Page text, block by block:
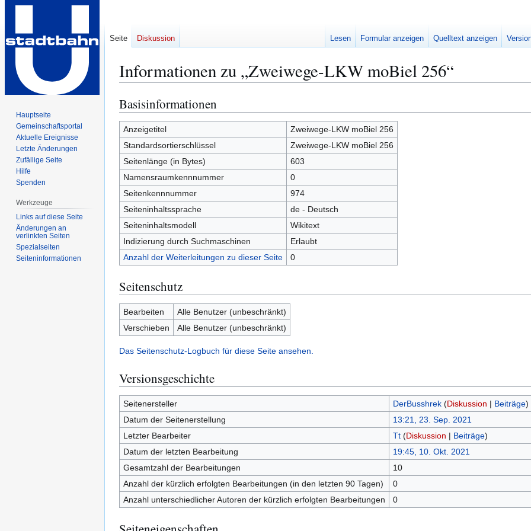
Informationen zu „Zweiwege-LKW moBiel 256“
Zur
Navigation
springen
Zur
Suche
springen
Basisinformationen
Anzeigetitel
Zweiwege-LKW moBiel 256
Standardsortierschlüssel
Zweiwege-LKW moBiel 256
Seitenlänge (in Bytes)
603
Namensraumkennnummer
0
Seitenkennnummer
974
Seiteninhaltssprache
de - Deutsch
Seiteninhaltsmodell
Wikitext
Indizierung durch Suchmaschinen
Erlaubt
Anzahl der Weiterleitungen zu dieser Seite
0
Seitenschutz
Bearbeiten
Alle Benutzer (unbeschränkt)
Verschieben
Alle Benutzer (unbeschränkt)
Das Seitenschutz-Logbuch für diese Seite ansehen.
Versionsgeschichte
Seitenersteller DerBusshrek (Diskussion | Beiträge)
Datum der Seitenerstellung
13:21, 23. Sep. 2021
Letzter Bearbeiter
Tt (Diskussion | Beiträge)
Datum der letzten Bearbeitung
19:45, 10. Okt. 2021
Gesamtzahl der Bearbeitungen
10
Anzahl der kürzlich erfolgten Bearbeitungen (in den letzten 90 Tagen)
0
Anzahl unterschiedlicher Autoren der kürzlich erfolgten Bearbeitungen
0
Seite Diskussion Lesen Formular anzeigen Quelltext anzeigen
Hauptseite
Gemeinschafts­portal
Aktuelle Ereignisse
Letzte Änderungen
Zufällige Seite
Hilfe
Spenden
Werkzeuge
Links auf diese Seite
Änderungen an
verlinkten Seiten
Spezialseiten
Seiten­­informationen